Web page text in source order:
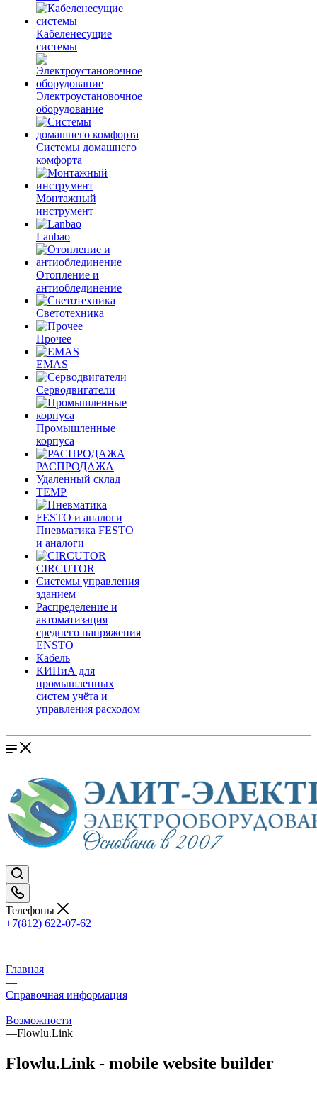
Кабеленесущие
системы
Электроустановочное
оборудование
Системы домашнего
комфорта
Монтажный
инструмент
Lanbao
Отопление и
антиоблединение
Светотехника
Прочее
EMAS
Cерводвигатели
Промышленные
корпуса
РАСПРОДАЖА
Удаленный склад
TEMP
Пневматика FESTO
и аналоги
CIRCUTOR
Системы управления
зданием
Распределение и
автоматизация
среднего напряжения
ENSTO
Кабель
КИПиА для
промышленных
систем учёта и
управления расходом
Телефоны
+7(812) 622-07-62
Главная
—
Справочная информация
—
Возможности
—Flowlu.Link
Flowlu.Link - mobile website builder